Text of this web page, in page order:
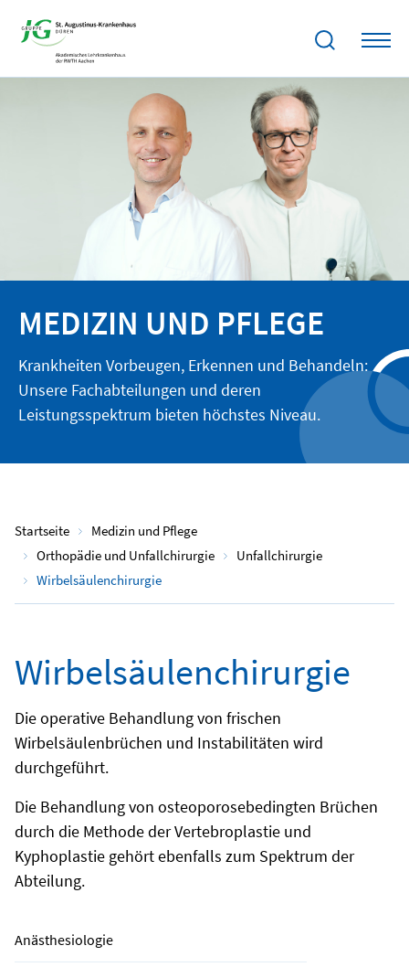
MEDIZIN UND PFLEGE
Krankheiten Vorbeugen, Erkennen und Behandeln:
Unsere Fachabteilungen und deren
Leistungsspektrum bieten höchstes Niveau.
Startseite
Medizin und Pflege
Orthopädie und Unfallchirurgie
Unfallchirurgie
Wirbelsäulenchirurgie
Anästhesiologie
Wirbelsäulenchirurgie
Die operative Behandlung von frischen
Wirbelsäulenbrüchen und Instabilitäten wird
durchgeführt.
Die Behandlung von osteoporosebedingten Brüchen
durch die Methode der Vertebroplastie und
Kyphoplastie gehört ebenfalls zum Spektrum der
Abteilung.